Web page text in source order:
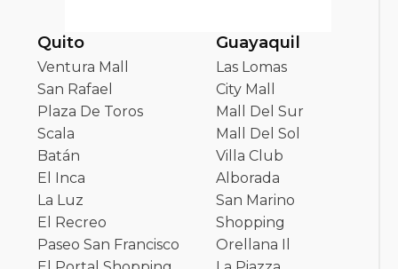
Quito
Ventura Mall
San Rafael
Plaza De Toros
Scala
Batán
El Inca
La Luz
El Recreo
Paseo San Francisco
Guayaquil
Las Lomas
City Mall
Mall Del Sur
Mall Del Sol
Villa Club
Alborada
San Marino
Shopping
Orellana Il